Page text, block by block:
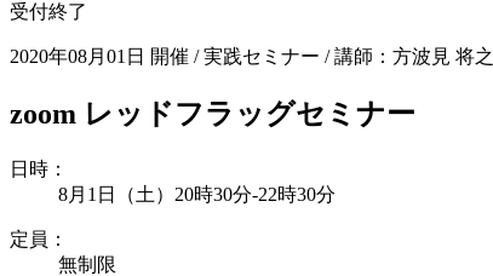
受付終了
2020年08月01日 開催 /実践セミナー /講師：方波見 将之
zoom レッドフラッグセミナー
日時：
8月1日（土）20時30分-22時30分
定員：
無制限